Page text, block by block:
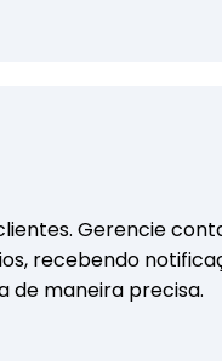
Gerencie
recebendo
de maneira precisa.